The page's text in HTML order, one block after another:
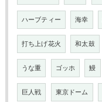
ハーブティー 海幸
打ち上げ花火 和太鼓
うな重 ゴッホ 鰻
巨人戦 東京ドーム